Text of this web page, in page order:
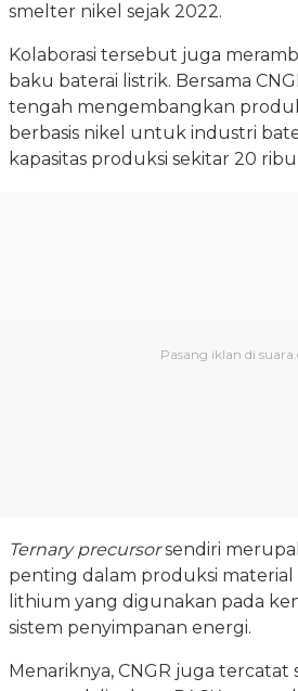
smelter nikel sejak 2022.
Kolaborasi tersebut juga
baku baterai listrik. Bersama
tengah mengembangkan
berbasis nikel untuk industri
kapasitas produksi sekitar 20
Ternary precursorsendiri
penting dalam produksi material
lithium yang digunakan pada
sistem penyimpanan energi.
Menariknya, CNGR juga tercatat